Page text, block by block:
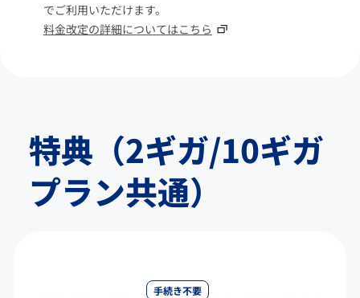
でご利用いただけます。
料金改定の詳細についてはこちら
特典（2ギガ/10ギガ
プラン共通）
手続き不要